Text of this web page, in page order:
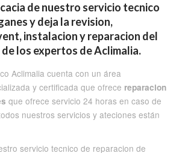
de nuestro servicio tecnico
y deja la revision,
instalacion y reparacion del
los expertos de Aclimalia.
Aclimalia cuenta con un área
y certificada que ofrece reparacion
que ofrece servicio 24 horas en caso de
nuestros servicios y ateciones están
servicio tecnico de reparacion de